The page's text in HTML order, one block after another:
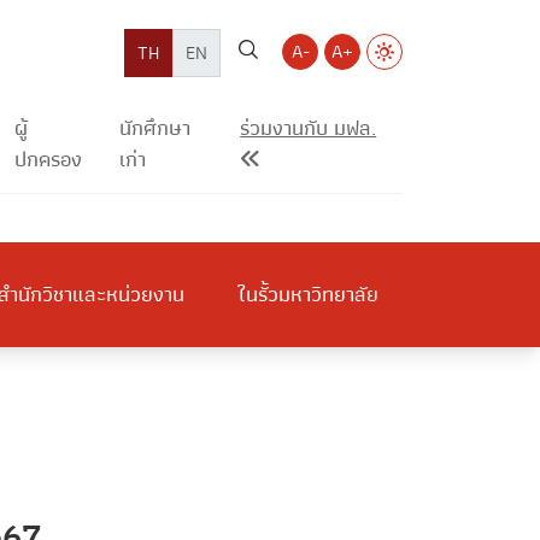
TH EN A- A+
ผู้
ปกครอง
นักศึกษา
เก่า
ร่วมงานกับ มฟล.
ำนักวิชาและหน่วยงาน ในรั้วมหาวิทยาลัย